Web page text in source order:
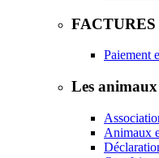
Paiement
Les animaux
Animaux